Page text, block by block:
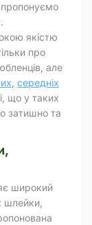
пропонуємо
якістю
про
але
середніх
що у таких
затишно та
широкий
шлейки,